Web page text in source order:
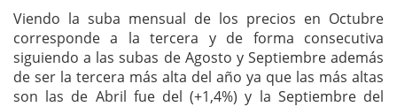
Viendo la suba mensual de los precios en Octubre
corresponde a la tercera y de forma consecutiva
siguiendo a las subas de Agosto y Septiembre además
de ser la tercera más alta del año ya que las más altas
son las de Abril fue del (+1,4%) y la Septiembre del